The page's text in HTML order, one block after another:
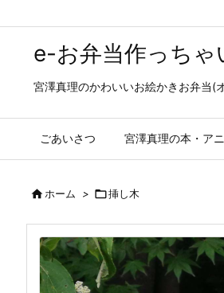
e-お弁当作っちゃ
宮澤真理のかわいいお絵かきお弁当(
ごあいさつ 宮澤真理の本・ア
ホーム > 挿し木